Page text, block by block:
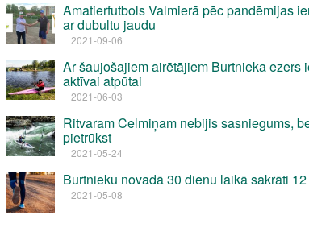
Amatierfutbols Valmierā pēc pandēmijas
ar dubultu jaudu
2021-09-06
Ar šaujošajiem airētājiem Burtnieka ezers
aktīvai atpūtai
2021-06-03
Ritvaram Celmiņam nebijis sasniegums,
pietrūkst
2021-05-24
Burtnieku novadā 30 dienu laikā sakrāti
2021-05-08